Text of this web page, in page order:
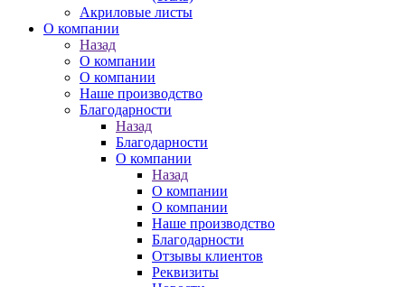
Акриловые листы
О компании
Назад
О компании
О компании
Наше производство
Благодарности
Назад
Благодарности
О компании
Назад
О компании
О компании
Наше производство
Благодарности
Отзывы клиентов
Реквизиты